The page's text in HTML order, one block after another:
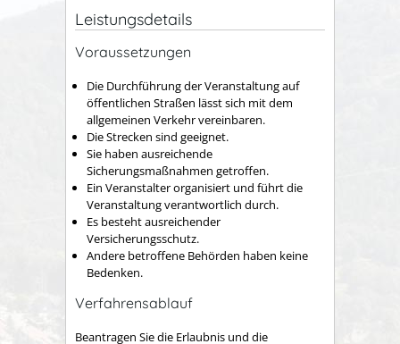
Leistungsdetails
Voraussetzungen
Die Durchführung der Veranstaltung auf
öffentlichen Straßen lässt sich mit dem
allgemeinen Verkehr vereinbaren.
Die Strecken sind geeignet.
Sie haben ausreichende
Sicherungsmaßnahmen getroffen.
Ein Veranstalter organisiert und führt die
Veranstaltung verantwortlich durch.
Es besteht ausreichender
Versicherungsschutz.
Andere betroffene Behörden haben keine
Bedenken.
Verfahrensablauf
Beantragen Sie die Erlaubnis und die